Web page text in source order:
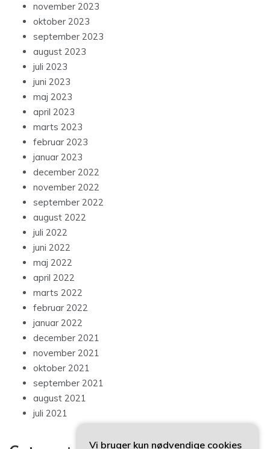
november 2023
oktober 2023
september 2023
august 2023
juli 2023
juni 2023
maj 2023
april 2023
marts 2023
februar 2023
januar 2023
december 2022
november 2022
september 2022
august 2022
juli 2022
juni 2022
maj 2022
april 2022
marts 2022
februar 2022
januar 2022
december 2021
november 2021
oktober 2021
september 2021
august 2021
juli 2021
Vi bruger kun nødvendige cookies